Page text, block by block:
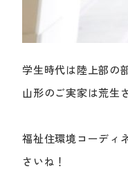
学生時代は陸上部の
山形のご実家は荒生
福祉住環境コーディ
さいね！